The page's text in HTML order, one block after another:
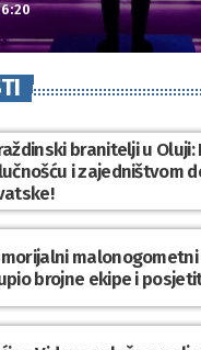
branitelji u Oluji:
i zajedništvom
malonogometni
brojne ekipe i